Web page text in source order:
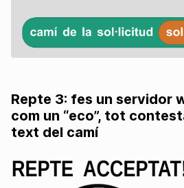
Repte 3: fes un servidor
com un “eco”, tot
text del camí